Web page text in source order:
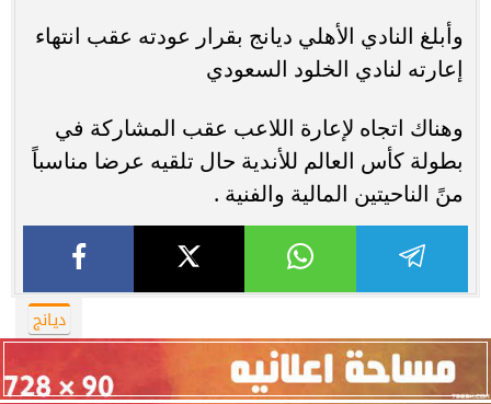
وأبلغ النادي الأهلي ديانج بقرار عودته عقب انتهاء
إعارته لنادي الخلود السعودي
وهناك اتجاه لإعارة اللاعب عقب المشاركة في
بطولة كأس العالم للأندية حال تلقيه عرضا مناسباً
منً الناحيتين المالية والفنية .
ديانج